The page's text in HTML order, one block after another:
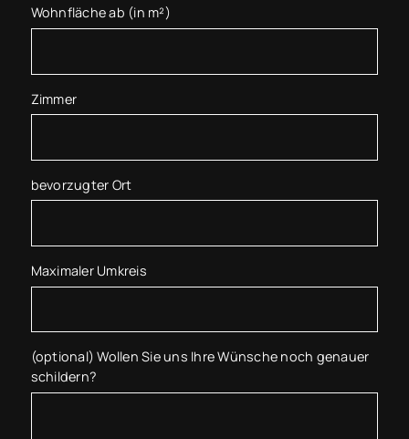
Wohnfläche ab (in m²)
Zimmer
bevorzugter Ort
Maximaler Umkreis
(optional) Wollen Sie uns Ihre Wünsche noch genauer
schildern?